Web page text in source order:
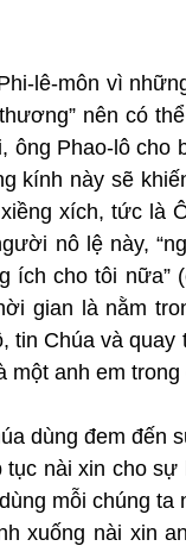
lê-môn vì
nên có
ông Phao-lô cho
kính này sẽ
xích, tức là
nô lệ này,
ích cho tôi nữa”
gian là nằm
tin Chúa và
một anh em trong
dùng đem
nài xin cho
mỗi chúng
xuống nài xin